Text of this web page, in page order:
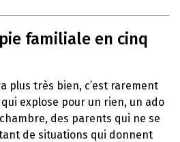
familiale en cinq
plus très bien, c’est rarement
explose pour un rien, un ado
des parents qui ne se
de situations qui donnent